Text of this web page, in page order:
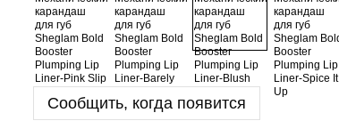
Сообщить, когда появится